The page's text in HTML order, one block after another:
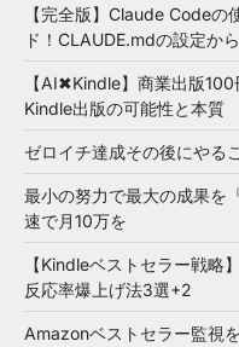
【完全版】Claude Codeの
ド！CLAUDE.mdの設定か
【AI✖Kindle】商業出版
Kindle出版の可能性と本質
ゼロイチ達成その後にやる
最小の努力で最大の成果
速で月10万を
【Kindleベストセラー戦略
反応率爆上げ法3選+2
Amazonベストセラー監視